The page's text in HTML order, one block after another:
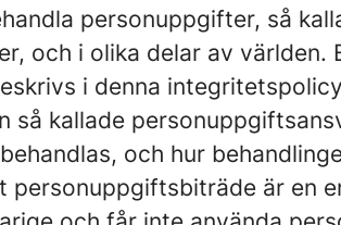
personuppgifter, så
och i olika delar av
i denna
så kallade
och hur
är en